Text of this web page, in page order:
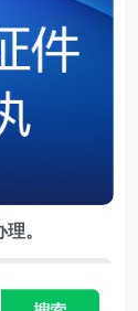
。